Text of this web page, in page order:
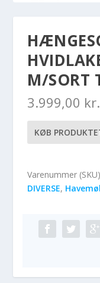
M/SORT
3.999,00 kr.
KØB
Varenummer
DIVERSE,